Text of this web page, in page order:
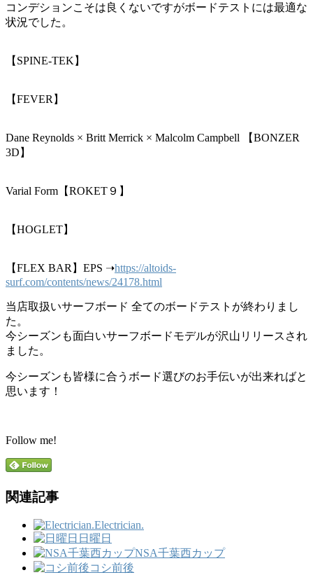
コンデションこそは良くないですがボードテストには最適な
状況でした。
【SPINE-TEK】
【FEVER】
Dane Reynolds × Britt Merrick × Malcolm Campbell 【BONZER
3D】
Varial Form【ROKET９】
【HOGLET】
【FLEX BAR】EPS ➝https://altoids-
surf.com/contents/news/24178.html
当店取扱いサーフボード 全てのボードテストが終わりまし
た。
今シーズンも面白いサーフボードモデルが沢山リリースされ
ました。
今シーズンも皆様に合うボード選びのお手伝いが出来ればと
思います！
Follow me!
関連記事
Electrician.
日曜日
NSA千葉西カップ
コシ前後